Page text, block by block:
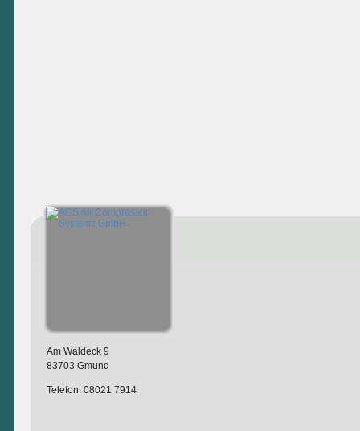
Am Waldeck 9
83703 Gmund
Telefon: 08021 7914